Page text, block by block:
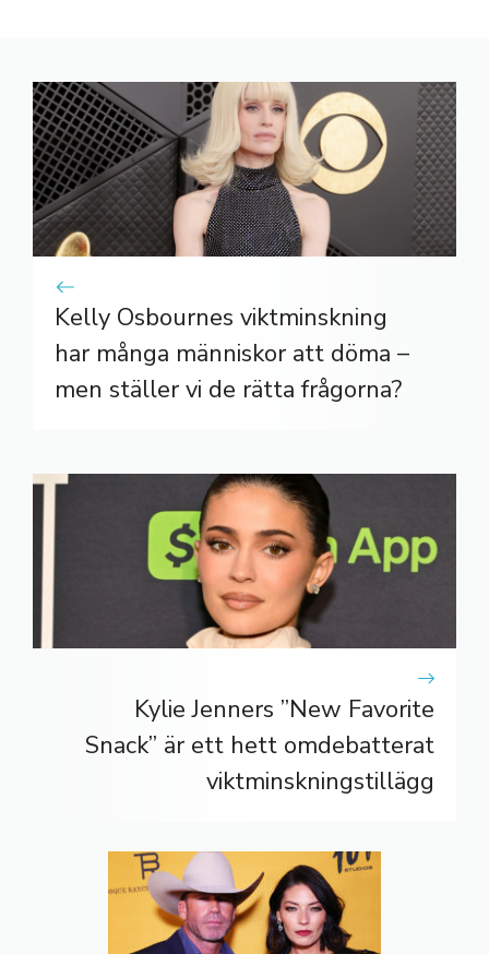
Kelly Osbournes viktminskning
har många människor att döma –
men ställer vi de rätta frågorna?
Kylie Jenners ”New Favorite
Snack” är ett hett omdebatterat
viktminskningstillägg